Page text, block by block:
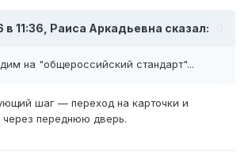
в 11:36, Раиса Аркадьевна сказал:
на "общероссийский стандарт"...
шаг — переход на карточки и
через переднюю дверь.